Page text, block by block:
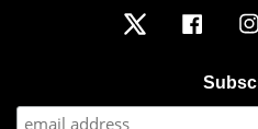
Twitter Facebook